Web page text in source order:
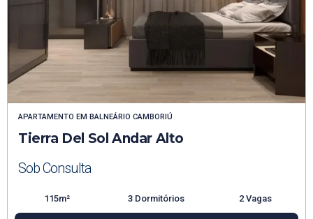
APARTAMENTO EM BALNEÁRIO CAMBORIÚ
Tierra Del Sol Andar Alto
Sob Consulta
115m² 3 Dormitórios 2 Vagas